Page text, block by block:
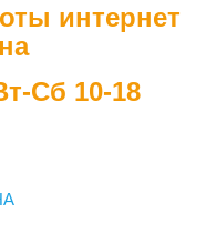
интернет
18